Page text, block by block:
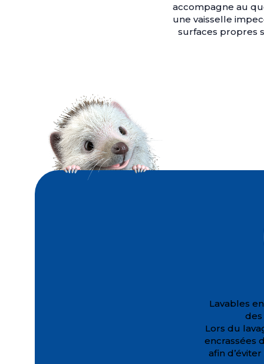
accompagne au
une vaisselle
surfaces propres
Lavables
des
Lors du
encrassées
afin